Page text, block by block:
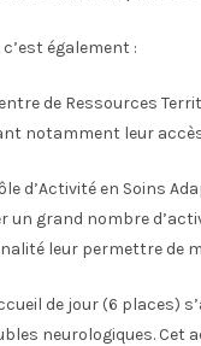
c’est également :
de Ressources
notamment leur
d’Activité en Soins
un grand nombre
leur permettre de
de jour (6 places)
neurologiques. Cet